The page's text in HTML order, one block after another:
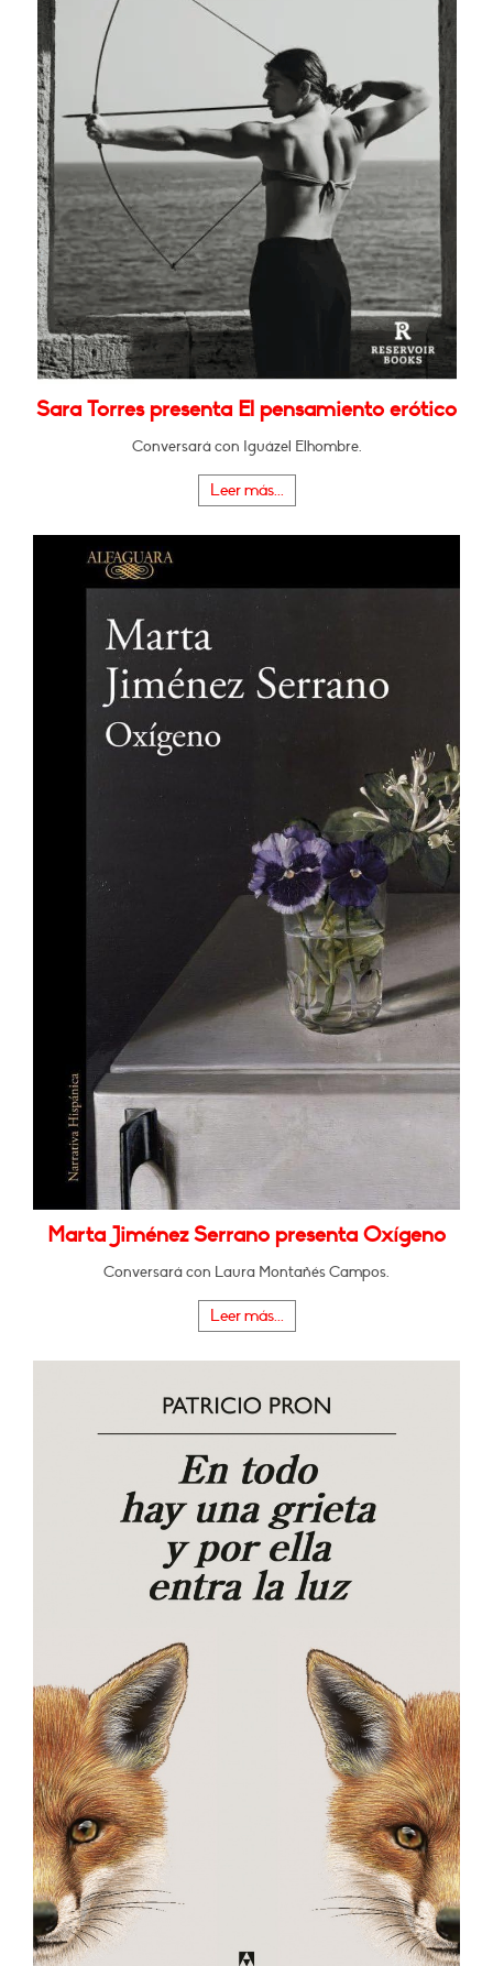
Sara Torres presenta El pensamiento erótico
Conversará con Iguázel Elhombre.
Leer más...
Marta Jiménez Serrano presenta Oxígeno
Conversará con Laura Montañés Campos.
Leer más...